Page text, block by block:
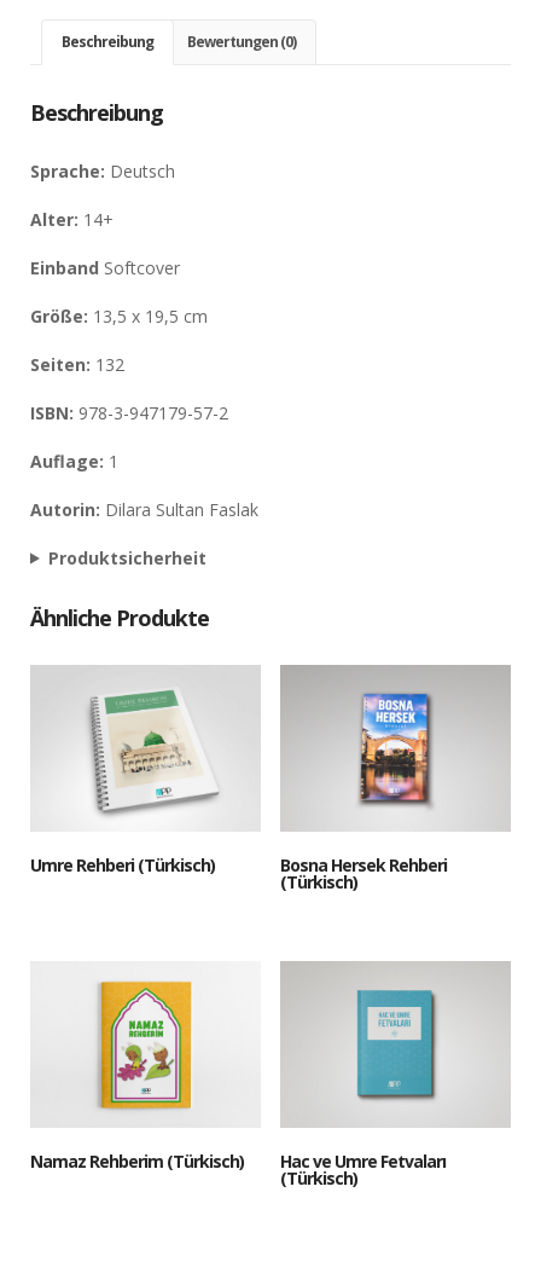
Beschreibung Bewertungen (0)
Beschreibung
Sprache: Deutsch
Alter: 14+
Einband Softcover
Größe: 13,5 x 19,5 cm
Seiten: 132
ISBN: 978-3-947179-57-2
Auflage: 1
Autorin: Dilara Sultan Faslak
Produktsicherheit
Ähnliche Produkte
Umre Rehberi (Türkisch) Bosna Hersek Rehberi
(Türkisch)
Namaz Rehberim (Türkisch) Hac ve Umre Fetvaları
(Türkisch)